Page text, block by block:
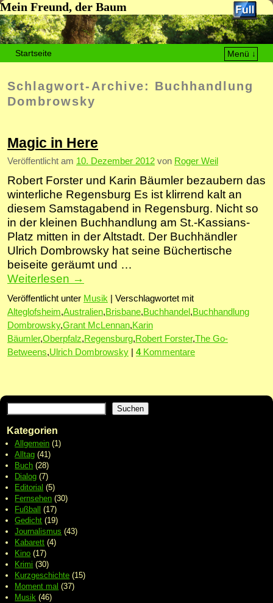
Mein Freund, der Baum
Startseite
Menü ↓
Schlagwort-Archive: Buchhandlung
Dombrowsky
Magic in Here
Veröffentlicht am 10. Dezember 2012 von Roger Weil
Robert Forster und Karin Bäumler bezaubern das
winterliche Regensburg Es ist klirrend kalt an
diesem Samstagabend in Regensburg. Nicht so
in der kleinen Buchhandlung am St.-Kassians-
Platz mitten in der Altstadt. Der Buchhändler
Ulrich Dombrowsky hat seine Büchertische
beiseite geräumt und …
Weiterlesen →
Veröffentlicht unter Musik
Verschlagwortet mit
Alteglofsheim,Australien,Brisbane,Buchhandel ,Buchhandlung
Dombrowsky,Grant McLennan,Karin
Bäumler,Oberpfalz,Regensburg,Robert Forster,The Go-
Betweens,Ulrich Dombrowsky 4Kommentare
Suchen
Kategorien
Allgemein (1)
Alltag (41)
Buch (28)
Dialog (7)
Editorial (5)
Fernsehen (30)
Fußball (17)
Gedicht (19)
Journalismus (43)
Kabarett (4)
Kino (17)
Krimi (30)
Kurzgeschichte (15)
Moment mal (37)
Musik (46)